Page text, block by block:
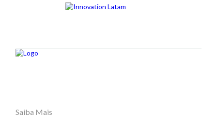
Saiba Mais